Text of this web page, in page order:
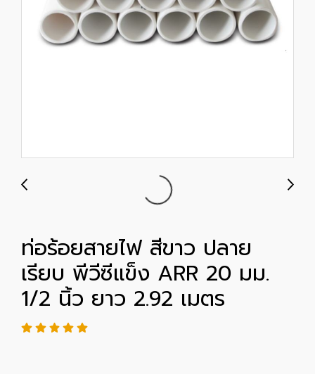
ท่อร้อยสายไฟ สีขาว ปลาย
เรียบ พีวีซีแข็ง ARR 20 มม.
1/2 นิ้ว ยาว 2.92 เมตร